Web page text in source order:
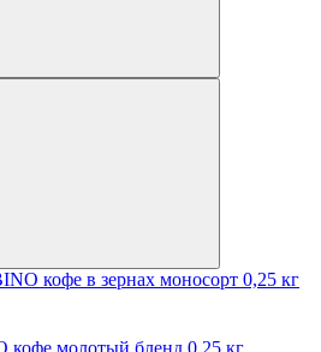
кофе в зернах моносорт 0,25 кг